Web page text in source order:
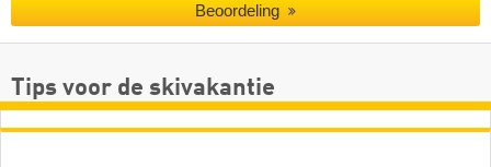
Beoordeling
Tips voor de skivakantie